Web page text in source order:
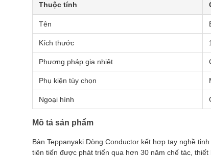
Thuộc tính
Tên
Kích thước
Phương pháp gia nhiệt
Phụ kiện tùy chọn
Ngoại hình
Mô tả sản phẩm
Bàn Teppanyaki Dòng Conductor kết hợp tay nghề
tiên tiến được phát triển qua hơn 30 năm chế tác,